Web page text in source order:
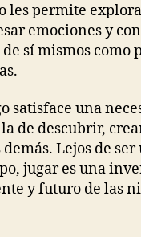
les permite
emociones y
sí mismos como
satisface una
de descubrir,
Lejos de ser
jugar es una
y futuro de las